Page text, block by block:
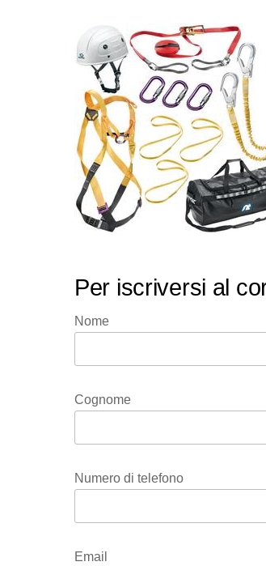
Per iscriversi al
Nome
Cognome
Numero di telefono
Email